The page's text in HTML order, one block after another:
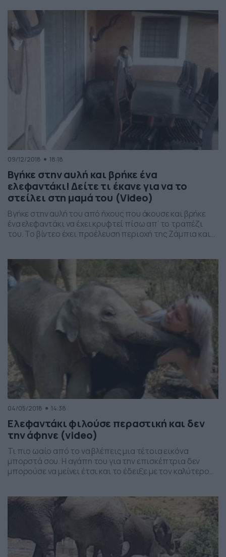
την… πομπή των υπολοίπων ελεφάντων. Το βίντεο
τράβηξε ο ποδηλάτης Ανίς Κάτα, […]
09/12/2018 18:18
Βγήκε στην αυλή και βρήκε ένα
ελεφαντάκι! Δείτε τι έκανε για να το
στείλει στη μαμά του (Video)
Βγήκε στην αυλή του από ήχους που άκουσε και βρήκε
ένα ελεφαντάκι να έχει κρυφτεί πίσω απ’ το τραπέζι
του. Το βίντεο έχει προέλευση περιοχή της Ζάμπια και
του σπιτιού βοήθησε το ελεφαντάκι να βρει το δρόμο
[…]
04/05/2018 14:38
Ελεφαντάκι φιλούσε περαστική και δεν
την άφηνε (video)
Τι πιο ωαίο από το να βλέπεις μια τέτοια εικόνα
μπορστά σου. Η αγάπη του για την επισκέπτρια δεν
μπορούσε να μείνει έτσι και το έδειξε με τον καλύτερο